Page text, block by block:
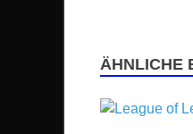
ÄHNLICHE